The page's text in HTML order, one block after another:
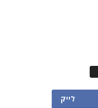
לייק